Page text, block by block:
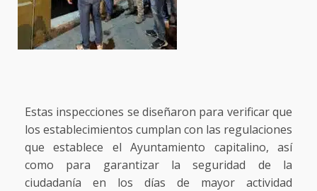
Estas inspecciones se diseñaron para verificar que
los establecimientos cumplan con las regulaciones
que establece el Ayuntamiento capitalino, así
como para garantizar la seguridad de la
ciudadanía en los días de mayor actividad